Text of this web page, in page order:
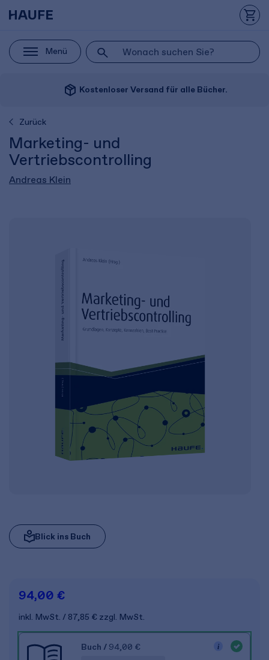
Menü
package_2 Kostenloser Versand für alle Bücher.
Zurück
Marketing- und
Vertriebscontrolling
Andreas Klein
Blick ins Buch
94,00 €
inkl. MwSt. 87,85 € zzgl. MwSt.
Buch / 94,00 €